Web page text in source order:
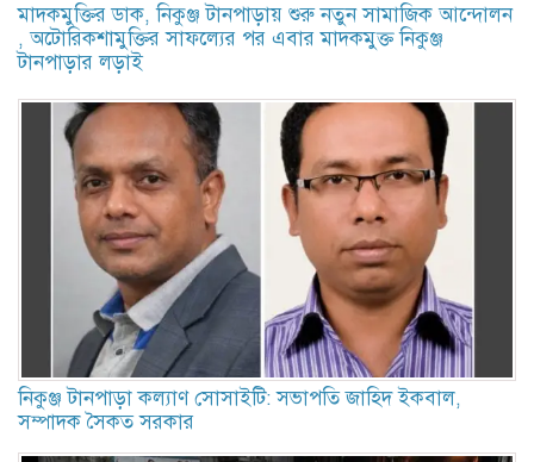
মাদকমুক্তির ডাক, নিকুঞ্জ টানপাড়ায় শুরু নতুন সামাজিক আন্দোলন
, অটোরিকশামুক্তির সাফল্যের পর এবার মাদকমুক্ত নিকুঞ্জ
টানপাড়ার লড়াই
নিকুঞ্জ টানপাড়া কল্যাণ সোসাইটি: সভাপতি জাহিদ ইকবাল,
সম্পাদক সৈকত সরকার